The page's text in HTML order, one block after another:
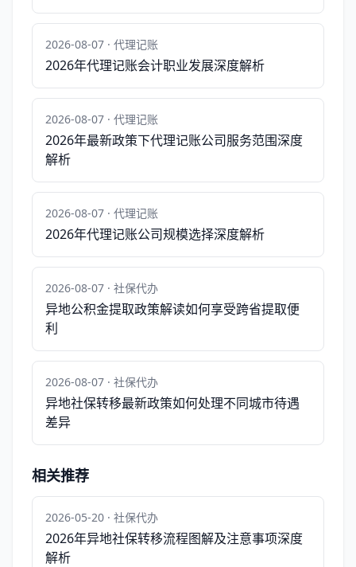
2026-08-07 · 代理记账
2026年代理记账会计职业发展深度解析
2026-08-07 · 代理记账
2026年最新政策下代理记账公司服务范围深度
解析
2026-08-07 · 代理记账
2026年代理记账公司规模选择深度解析
2026-08-07 · 社保代办
异地公积金提取政策解读如何享受跨省提取便
利
2026-08-07 · 社保代办
异地社保转移最新政策如何处理不同城市待遇
差异
相关推荐
2026-05-20 · 社保代办
2026年异地社保转移流程图解及注意事项深度
解析